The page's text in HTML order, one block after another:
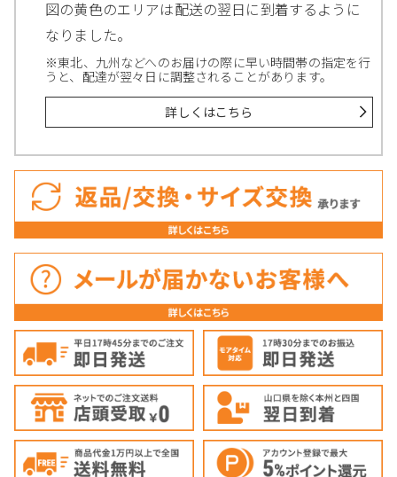
図の黄色のエリアは配送の翌日に到着するように
なりました。
※東北、九州などへのお届けの際に早い時間帯の指定を行
うと、配達が翌々日に調整されることがあります。
詳しくはこちら